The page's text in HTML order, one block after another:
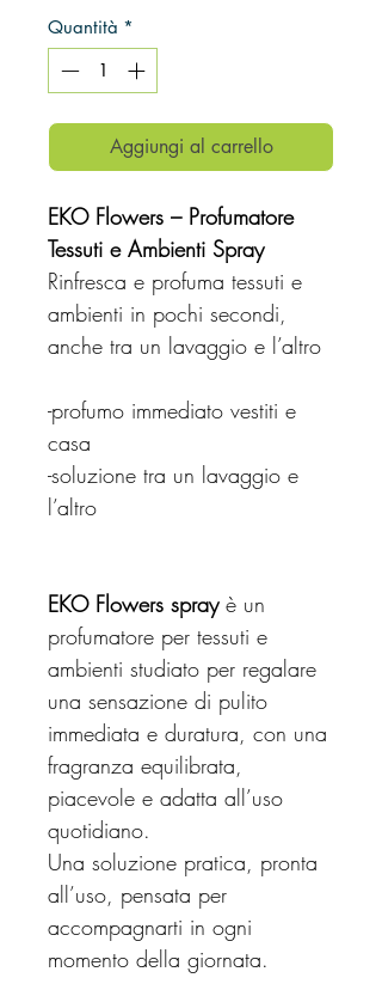
Quantità *
Aggiungi al carrello
EKO Flowers – Profumatore
Tessuti e Ambienti Spray
Rinfresca e profuma tessuti e
ambienti in pochi secondi,
anche tra un lavaggio e l’altro
-profumo immediato vestiti e
casa
-soluzione tra un lavaggio e
l’altro
EKO Flowers sprayè un
profumatore per tessuti e
ambienti studiato per regalare
una sensazione di pulito
immediata e duratura, con una
fragranza equilibrata,
piacevole e adatta all’uso
quotidiano.
Una soluzione pratica, pronta
all’uso, pensata per
accompagnarti in ogni
momento della giornata.